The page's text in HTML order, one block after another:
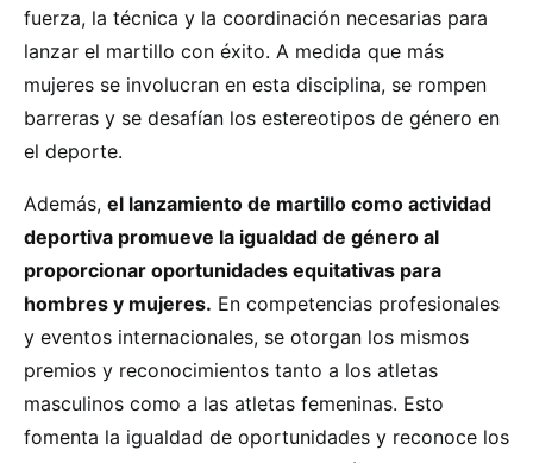
fuerza, la técnica y la coordinación necesarias para
lanzar el martillo con éxito. A medida que más
mujeres se involucran en esta disciplina, se rompen
barreras y se desafían los estereotipos de género en
el deporte.
Además, el lanzamiento de martillo como actividad
deportiva promueve la igualdad de género al
proporcionar oportunidades equitativas para
hombres y mujeres. En competencias profesionales
y eventos internacionales, se otorgan los mismos
premios y reconocimientos tanto a los atletas
masculinos como a las atletas femeninas. Esto
fomenta la igualdad de oportunidades y reconoce los